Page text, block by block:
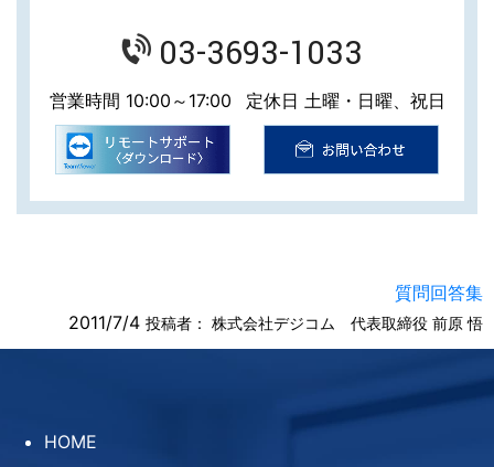
03-3693-1033
営業時間 10:00～17:00 定休日 土曜・日曜、祝日
質問回答集
2011/7/4 投稿者： 株式会社デジコム 代表取締役 前原 悟
HOME